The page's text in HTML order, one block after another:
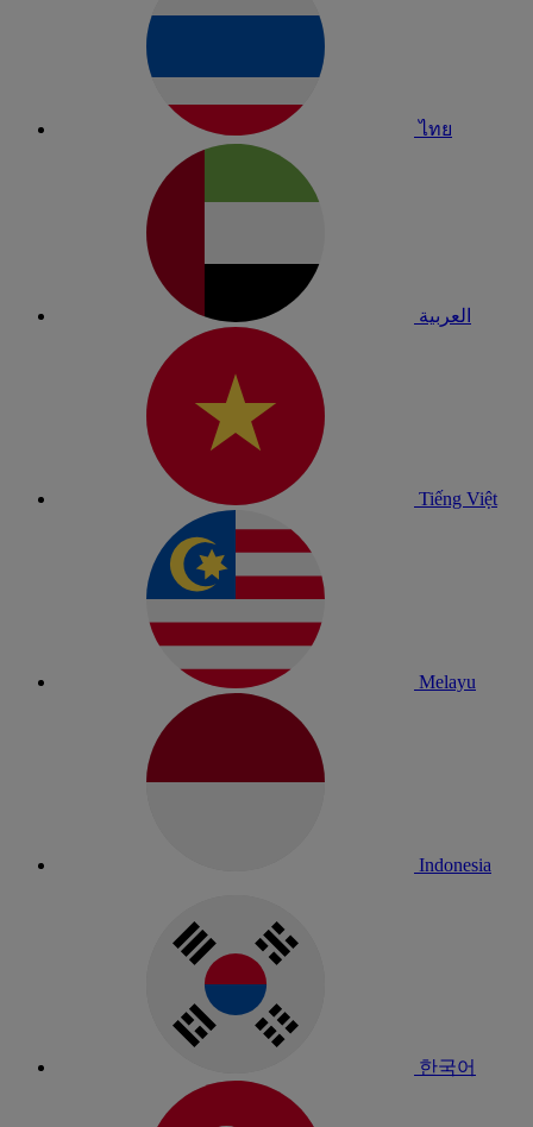
ไทย
العربية
Tiếng Việt
Melayu
Indonesia
한국어